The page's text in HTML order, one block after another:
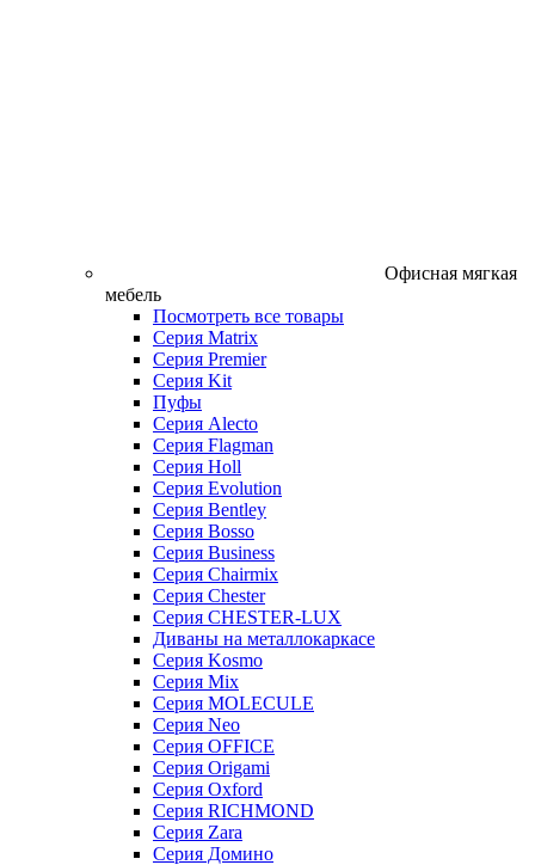
Офисная мягкая
мебель
Посмотреть все товары
Серия Matrix
Серия Premier
Серия Kit
Пуфы
Серия Alecto
Серия Flagman
Серия Holl
Серия Evolution
Серия Bentley
Серия Bosso
Серия Business
Серия Chairmix
Серия Chester
Серия CHESTER-LUX
Диваны на металлокаркасе
Серия Kosmo
Серия Mix
Серия MOLECULE
Серия Neo
Серия OFFICE
Серия Origami
Серия Oxford
Серия RICHMOND
Серия Zara
Серия Домино